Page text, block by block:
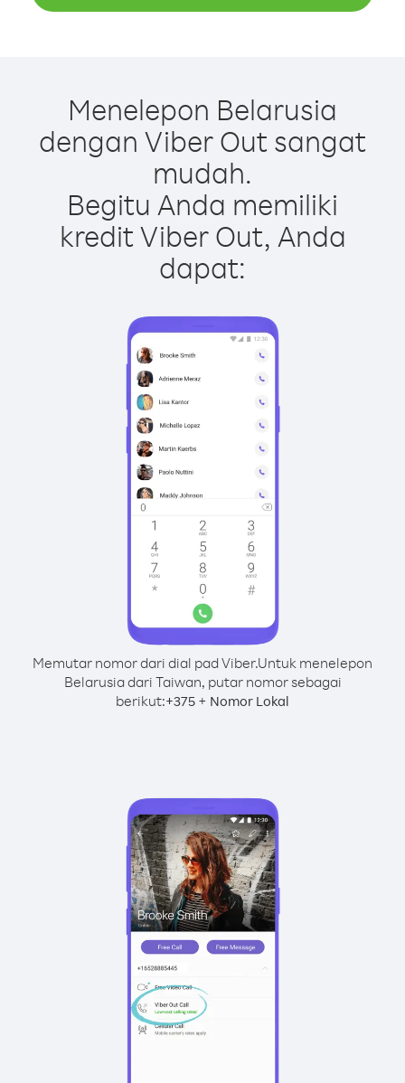
Menelepon Belarusia
dengan Viber Out sangat
mudah.
Begitu Anda memiliki
kredit Viber Out, Anda
dapat:
Memutar nomor dari dial pad Viber.Untuk menelepon
Belarusia dari Taiwan, putar nomor sebagai
berikut:+375 + Nomor Lokal